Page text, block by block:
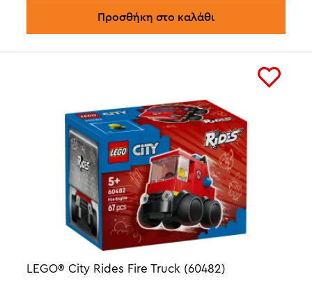
Προσθήκη στο καλάθι
LEGO® City Rides Fire Truck (60482)